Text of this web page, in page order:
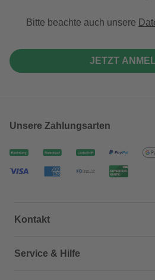
Bitte beachte auch unsere
JETZT
Unsere Zahlungsarten
Kontakt
Dein Kontakt zu uns
Service & Hilfe